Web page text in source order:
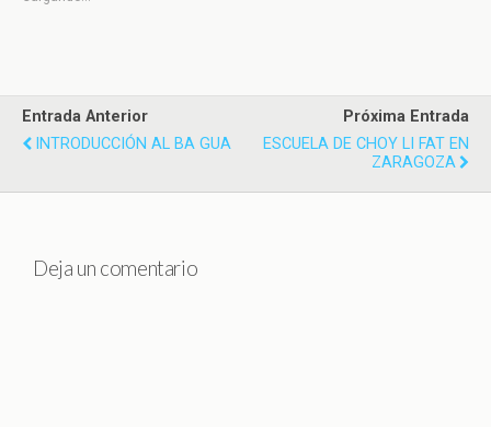
Entrada Anterior
INTRODUCCIÓN AL BA GUA
Próxima Entrada
ESCUELA DE CHOY LI FAT EN
ZARAGOZA
Deja un comentario